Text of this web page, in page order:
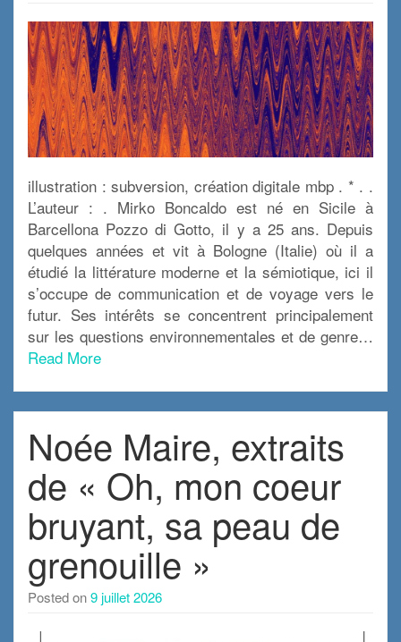
illustration : subversion, création digitale mbp . * . .
L’auteur : . Mirko Boncaldo est né en Sicile à
Barcellona Pozzo di Gotto, il y a 25 ans. Depuis
quelques années et vit à Bologne (Italie) où il a
étudié la littérature moderne et la sémiotique, ici il
s’occupe de communication et de voyage vers le
futur. Ses intérêts se concentrent principalement
sur les questions environnementales et de genre…
Read More
Noée Maire, extraits
de « Oh, mon coeur
bruyant, sa peau de
grenouille »
Posted on9 juillet 2026